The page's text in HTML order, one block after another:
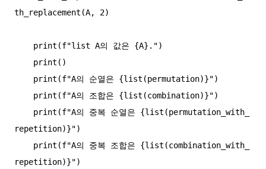
th_replacement(A, 2)
repetition)}")
repetition)}")